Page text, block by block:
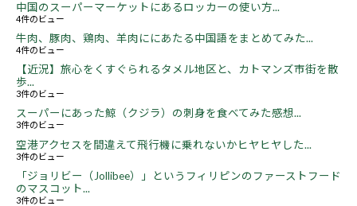
中国のスーパーマーケットにあるロッカーの使い方...
4件のビュー
牛肉、豚肉、鶏肉、羊肉ににあたる中国語をまとめてみた...
4件のビュー
【近況】旅心をくすぐられるタメル地区と、カトマンズ市街を散
歩...
3件のビュー
スーパーにあった鯨（クジラ）の刺身を食べてみた感想...
3件のビュー
空港アクセスを間違えて飛行機に乗れないかヒヤヒヤした...
3件のビュー
「ジョリビー（Jollibee）」というフィリピンのファーストフード
のマスコット...
3件のビュー